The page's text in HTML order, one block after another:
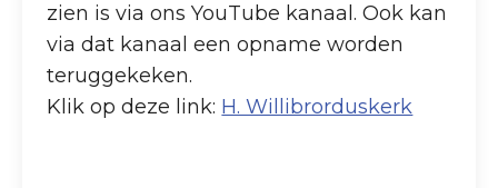
zien is via ons YouTube kanaal. Ook kan
via dat kanaal een opname worden
teruggekeken.
Klik op deze link: H. Willibrorduskerk